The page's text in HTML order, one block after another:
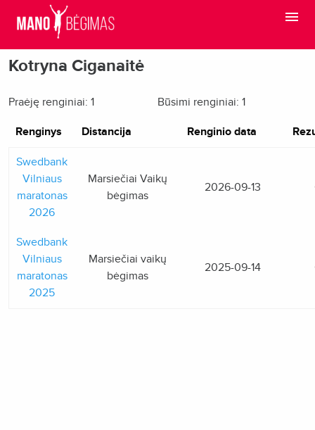
Kotryna Ciganaitė
Praėję renginiai: 1 Būsimi renginiai: 1
Renginys Distancija Renginio data
Swedbank
Vilniaus
maratonas
2026
Marsiečiai Vaikų
bėgimas
2026-09-13
Swedbank
Vilniaus
maratonas
2025
Marsiečiai vaikų
bėgimas
2025-09-14